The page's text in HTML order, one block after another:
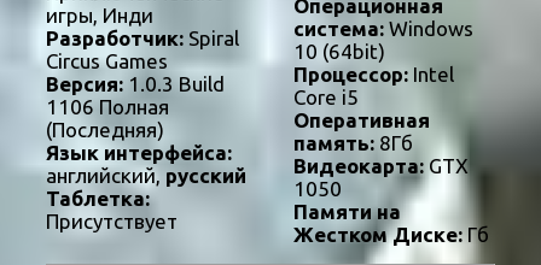
игры, Инди
Разработчик: Spiral
Circus Games
Версия: 1.0.3 Build
1106 Полная
(Последняя)
Язык интерфейса:
английский, русский
Таблетка:
Присутствует
Операционная
система:Windows
10 (64bit)
Процессор:Intel
Core i5
Оперативная
память:8Гб
Видеокарта:GTX
1050
Памяти на
Жестком Диске:Гб